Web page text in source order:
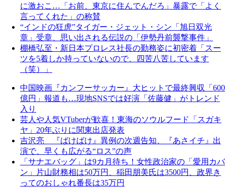
に激おこ…「お前、東京に住んでんだろ」暴露で「よく
言ってくれた」の称賛
“インドの狂虎”タイガー・ジェット・シン「旭日双光
章」受章、思い出される伝説の「伊勢丹前襲撃事件」
棚橋弘至・新日本プロレス社長の勤務姿に初密着「スー
ツを5着しか持っていないので、四苦八苦しています
（笑）」
中国映画『カンフーサッカー』大ヒットで最終興収「600
億円」報道も…現地SNSでは好演「佐藤健」がトレンド
入り
芸人や人気VTuberが歓喜！東海のソウルフード「スガキ
ヤ」20年ぶりに関東出店発表
吉沢亮 『ばけばけ』異例の次週告知、『あさイチ』出
演で、早くも広がる“ロス”の声
「サナエバッグ」は9カ月待ち！女性政治家の「愛用カバ
ン」片山財務相は50万円、稲田朋美氏は3500円、政界き
ってのおしゃれ番長は35万円